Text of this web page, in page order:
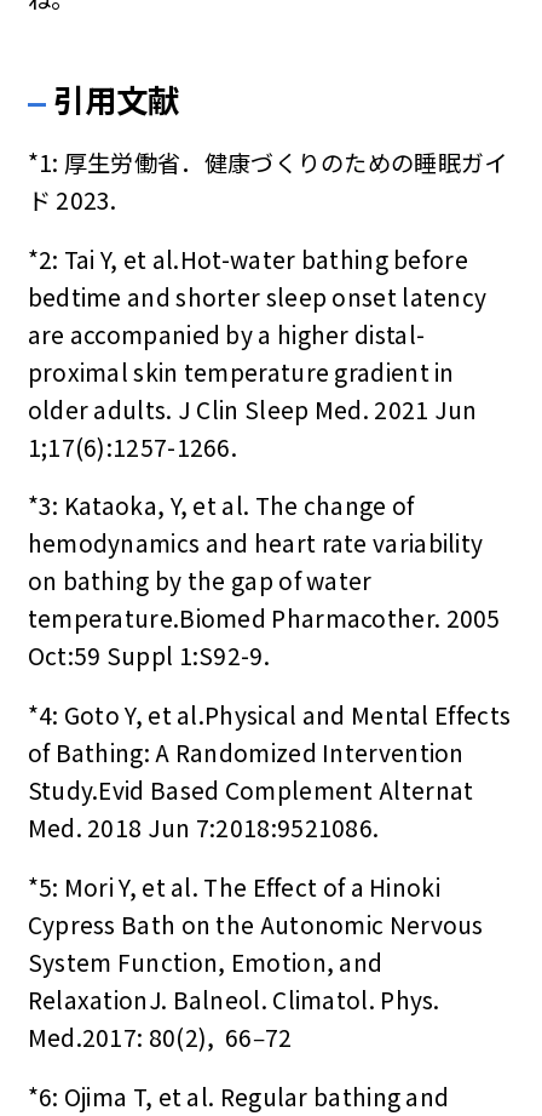
引用文献
*1: 厚生労働省．健康づくりのための睡眠ガイ
ド 2023.
*2: Tai Y, et al.Hot-water bathing before
bedtime and shorter sleep onset latency
are accompanied by a higher distal-
proximal skin temperature gradient in
older adults. J Clin Sleep Med. 2021 Jun
1;17(6):1257-1266.
*3: Kataoka, Y, et al. The change of
hemodynamics and heart rate variability
on bathing by the gap of water
temperature.Biomed Pharmacother. 2005
Oct:59 Suppl 1:S92-9.
*4: Goto Y, et al.Physical and Mental Effects
of Bathing: A Randomized Intervention
Study.Evid Based Complement Alternat
Med. 2018 Jun 7:2018:9521086.
*5: Mori Y, et al. The Effect of a Hinoki
Cypress Bath on the Autonomic Nervous
System Function, Emotion, and
RelaxationJ. Balneol. Climatol. Phys.
Med.2017: 80(2), 66‒72
*6: Ojima T, et al. Regular bathing and